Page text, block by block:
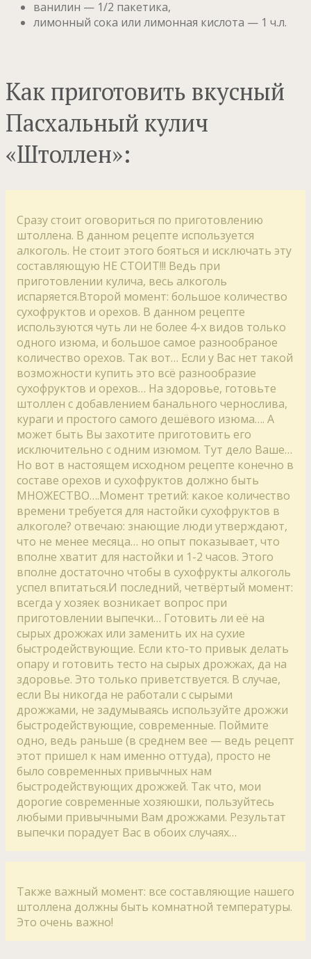
ванилин — 1/2 пакетика,
лимонный сока или лимонная кислота — 1 ч.л.
Как приготовить вкусный
Пасхальный кулич
«Штоллен»:
Сразу стоит оговориться по приготовлению
штоллена. В данном рецепте используется
алкоголь. Не стоит этого бояться и исключать эту
составляющую НЕ СТОИТ!!! Ведь при
приготовлении кулича, весь алкоголь
испаряется.Второй момент: большое количество
сухофруктов и орехов. В данном рецепте
используются чуть ли не более 4-х видов только
одного изюма, и большое самое разнообраное
количество орехов. Так вот… Если у Вас нет такой
возможности купить это всё разнообразие
сухофруктов и орехов… На здоровье, готовьте
штоллен с добавлением банального чернослива,
кураги и простого самого дешёвого изюма…. А
может быть Вы захотите приготовить его
исключительно с одним изюмом. Тут дело Ваше…
Но вот в настоящем исходном рецепте конечно в
составе орехов и сухофруктов должно быть
МНОЖЕСТВО….Момент третий: какое количество
времени требуется для настойки сухофруктов в
алкоголе? отвечаю: знающие люди утверждают,
что не менее месяца… но опыт показывает, что
вполне хватит для настойки и 1-2 часов. Этого
вполне достаточно чтобы в сухофрукты алкоголь
успел впитаться.И последний, четвёртый момент:
всегда у хозяек возникает вопрос при
приготовлении выпечки… Готовить ли её на
сырых дрожжах или заменить их на сухие
быстродействующие. Если кто-то привык делать
опару и готовить тесто на сырых дрожжах, да на
здоровье. Это только приветствуется. В случае,
если Вы никогда не работали с сырыми
дрожжами, не задумываясь используйте дрожжи
быстродействующие, современные. Поймите
одно, ведь раньше (в среднем вее — ведь рецепт
этот пришел к нам именно оттуда), просто не
было современных привычных нам
быстродействующих дрожжей. Так что, мои
дорогие современные хозяюшки, пользуйтесь
любыми привычными Вам дрожжами. Результат
выпечки порадует Вас в обоих случаях…
Также важный момент: все составляющие нашего
штоллена должны быть комнатной температуры.
Это очень важно!